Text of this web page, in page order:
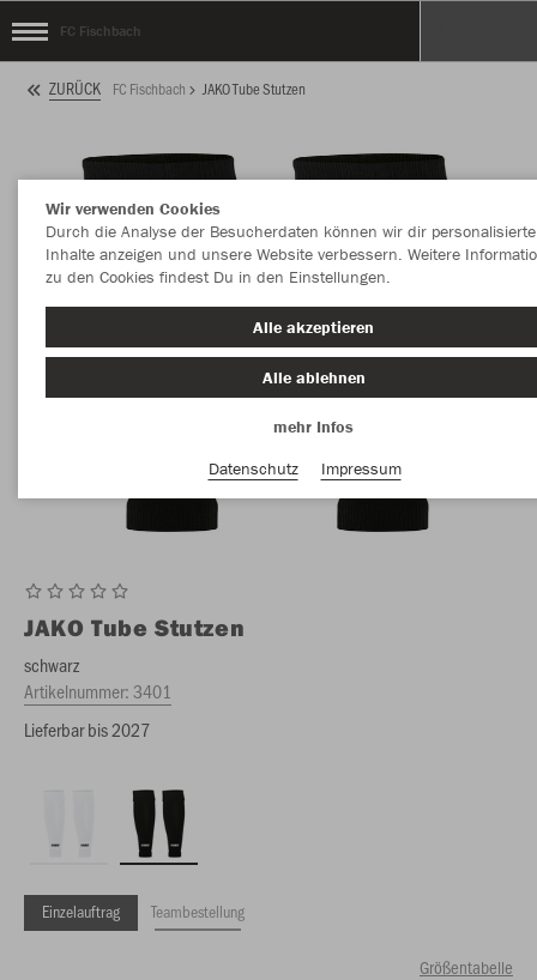
FC Fischbach
ZURÜCK FC Fischbach JAKO Tube Stutzen
JAKO Tube Stutzen
schwarz
Artikelnummer:3401
Lieferbar bis 2027
Einzelauftrag Teambestellung
Größentabelle
Wir verwenden Cookies
Durch die Analyse der Besucherdaten können wir dir personalisierte
Inhalte anzeigen und unsere Website verbessern. Weitere
zu den Cookies findest Du in den Einstellungen.
Alle akzeptieren
Alle ablehnen
mehr Infos
Datenschutz
Impressum